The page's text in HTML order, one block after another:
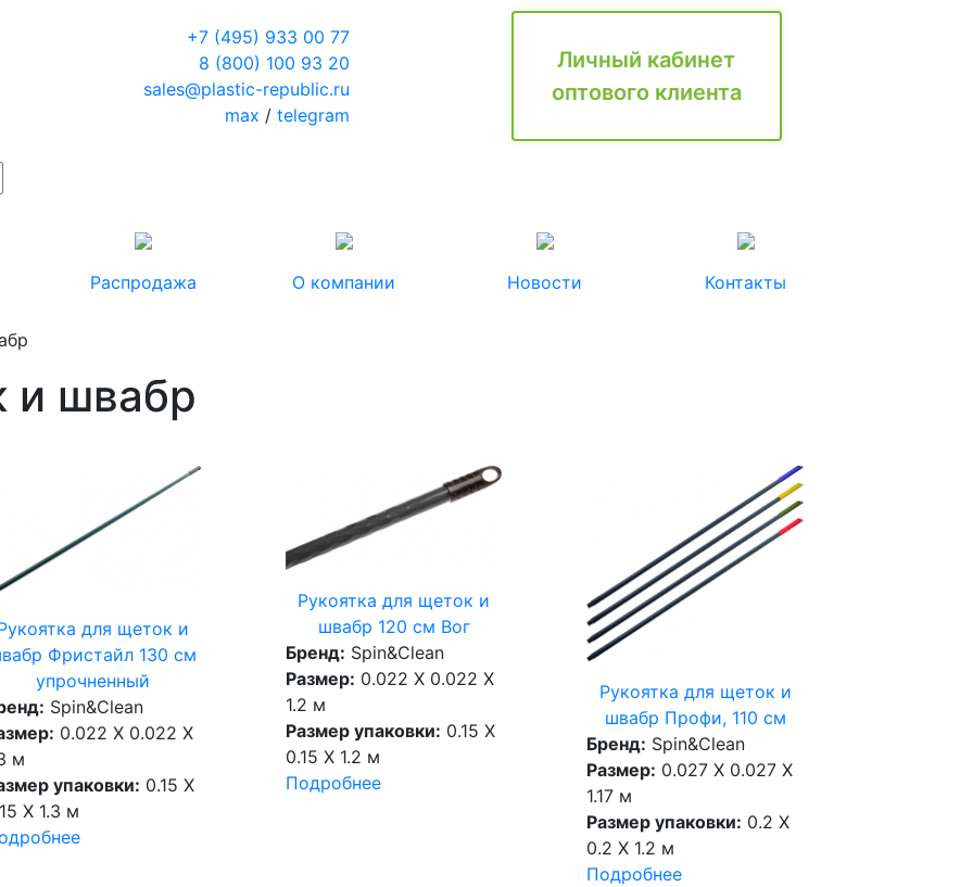
+7 (495) 933 00 77
8 (800) 100 93 20
sales@plastic-republic.ru
max / telegram
Личный кабинет
оптового клиента
Распродажа О компании Новости Контакты
и швабр
для щеток и
Фристайл 130 см
упрочненный
Spin&Clean
0.022 X 0.022 X
м
упаковки: 0.15 X
X 1.3 м
Рукоятка для щеток и
швабр 120 см Вог
Бренд: Spin&Clean
Размер: 0.022 X 0.022 X
1.2 м
Размер упаковки: 0.15 X
0.15 X 1.2 м
Подробнее
Рукоятка для щеток и
швабр Профи, 110 см
Бренд: Spin&Clean
Размер: 0.027 X 0.027 X
1.17 м
Размер упаковки: 0.2 X
0.2 X 1.2 м
Подробнее